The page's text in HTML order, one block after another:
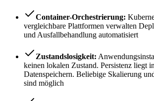
Container-Orchestrierung:
vergleichbare Plattformen verwalten
und Ausfallbehandlung automatisiert
Zustandslosigkeit:
keinen lokalen Zustand. Persistenz liegt
Datenspeichern. Beliebige Skalierung
sind möglich